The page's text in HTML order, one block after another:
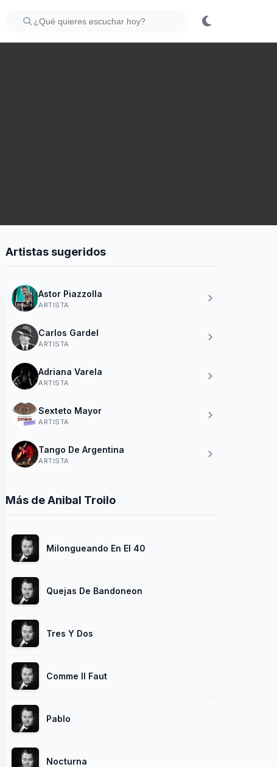
Artistas sugeridos
Astor Piazzolla
ARTISTA
Carlos Gardel
ARTISTA
Adriana Varela
ARTISTA
Sexteto Mayor
ARTISTA
Tango De Argentina
ARTISTA
Más de Anibal Troilo
Milongueando En El 40
Quejas De Bandoneon
Tres Y Dos
Comme Il Faut
Pablo
Nocturna